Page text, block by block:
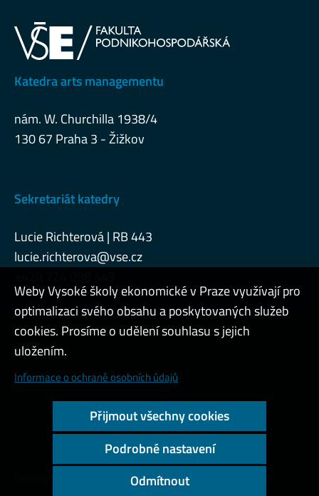
Katedra arts managementu
nám. W. Churchilla 1938/4
130 67 Praha 3 - Žižkov
Sekretariát katedry
Lucie Richterová | RB 443
lucie.richterova@vse.cz
Admin
Cookies a ochrana osobních údajů
Přístupnost webu
Vysoký kontrast
Copyright © 2000 - 2026 Vysoká škola ekonomická v Praze
Weby Vysoké školy ekonomické v Praze využívají pro
optimalizaci svého obsahu a poskytovaných služeb
cookies. Prosíme o udělení souhlasu s jejich
uložením.
Informace o ochraně osobních údajů
Přijmout všechny cookies
Podrobné nastavení
Odmítnout